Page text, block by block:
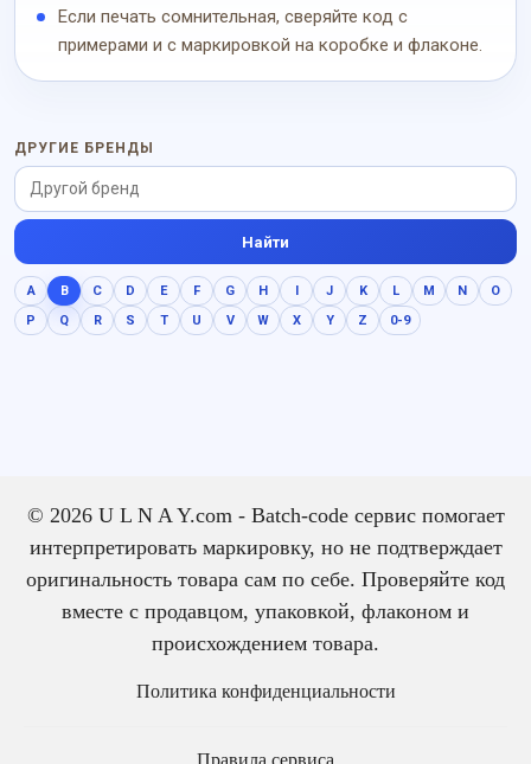
Если печать сомнительная, сверяйте код с
примерами и с маркировкой на коробке и флаконе.
ДРУГИЕ БРЕНДЫ
Найти
A B C D E F G H I J K L M N
O
P
Q R S T U V W X Y Z 0-9
© 2026 U L N A Y.com - Batch-code сервис помогает
интерпретировать маркировку, но не подтверждает
оригинальность товара сам по себе. Проверяйте код
вместе с продавцом, упаковкой, флаконом и
происхождением товара.
Политика конфиденциальности